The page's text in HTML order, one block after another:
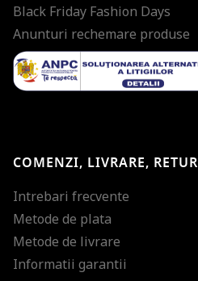
Black Friday Fashion Days
Anunturi rechemare produse
COMENZI, LIVRARE, RETUR
Intrebari frecvente
Metode de plata
Metode de livrare
Informatii garantii